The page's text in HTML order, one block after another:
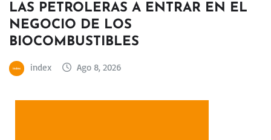
LAS PETROLERAS A ENTRAR EN EL
NEGOCIO DE LOS
BIOCOMBUSTIBLES
index Ago 8, 2026